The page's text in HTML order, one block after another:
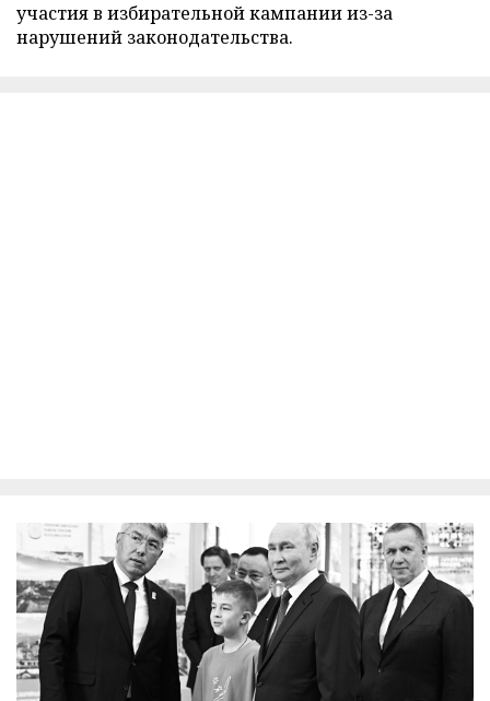
участия в избирательной кампании из-за
нарушений законодательства.